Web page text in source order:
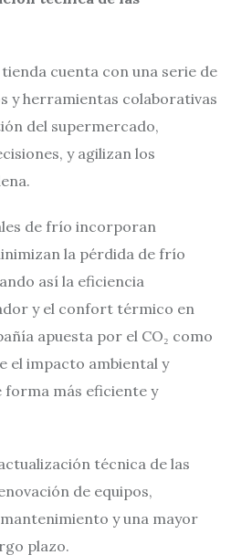
cuenta con una serie de
y herramientas colaborativas
del supermercado,
y agilizan los
de frío incorporan
la pérdida de frío
así la eficiencia
y el confort térmico en
apuesta por el CO₂ como
el impacto ambiental y
más eficiente y
técnica de las
de equipos,
y una mayor
plazo.